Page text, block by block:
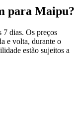
para Maipu?
7 dias. Os preços
e volta, durante o
estão sujeitos a